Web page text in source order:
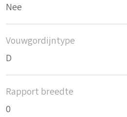
Nee
Vouwgordijntype
D
Rapport breedte
0